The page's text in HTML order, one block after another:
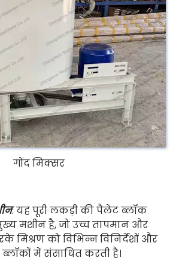
गोंद मिक्सर
: यह पूरी लकड़ी की पैलेट ब्लॉक
मशीन है, जो उच्च तापमान और
मिश्रण को विभिन्न विनिर्देशों और
में संसाधित करती है।